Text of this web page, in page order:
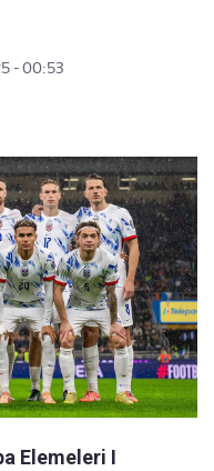
- 00:53
Elemeleri I